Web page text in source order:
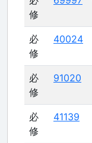
修
必
修
40024
必
修
91020
必
修
41139